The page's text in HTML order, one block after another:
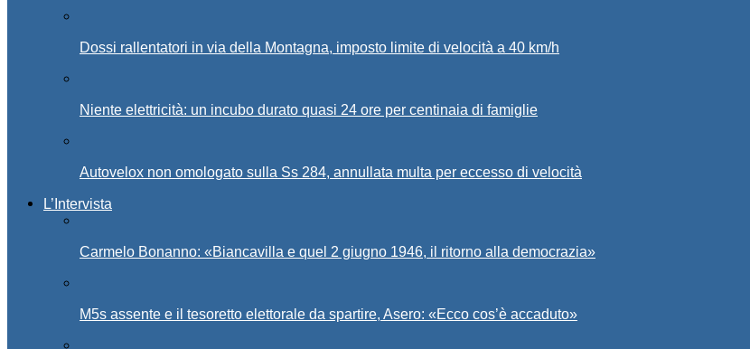
Dossi rallentatori in via della Montagna, imposto limite di velocità a 40 km/h
Niente elettricità: un incubo durato quasi 24 ore per centinaia di famiglie
Autovelox non omologato sulla Ss 284, annullata multa per eccesso di velocità
L’Intervista
Carmelo Bonanno: «Biancavilla e quel 2 giugno 1946, il ritorno alla democrazia»
M5s assente e il tesoretto elettorale da spartire, Asero: «Ecco cos’è accaduto»